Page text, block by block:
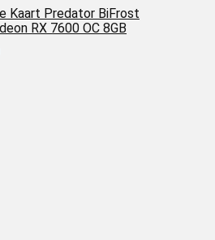
Kaart Predator BiFrost
RX 7600 OC 8GB